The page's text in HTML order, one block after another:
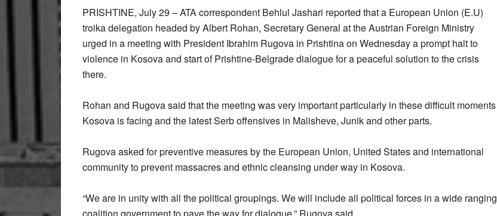
PRISHTINE, July 29 – ATA correspondent Behlul Jashari reported that a European Union (E.U)
troika delegation headed by Albert Rohan, Secretary General at the Austrian Foreign Ministry
urged in a meeting with President Ibrahim Rugova in Prishtina on Wednesday a prompt halt to
violence in Kosova and start of Prishtine-Belgrade dialogue for a peaceful solution to the crisis
there.
Rohan and Rugova said that the meeting was very important particularly in these difficult moments
Kosova is facing and the latest Serb offensives in Malisheve, Junik and other parts.
Rugova asked for preventive measures by the European Union, United States and international
community to prevent massacres and ethnic cleansing under way in Kosova.
“We are in unity with all the political groupings. We will include all political forces in a wide ranging